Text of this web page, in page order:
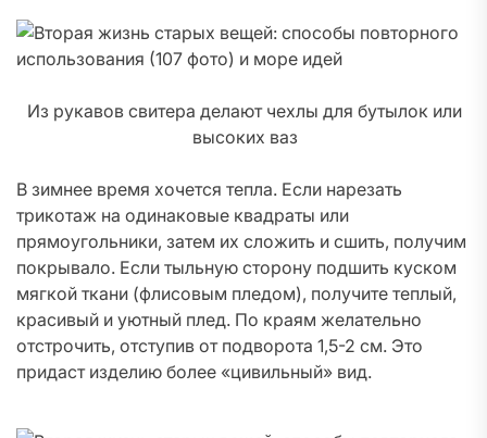
Из рукавов свитера делают чехлы для бутылок или
высоких ваз
В зимнее время хочется тепла. Если нарезать
трикотаж на одинаковые квадраты или
прямоугольники, затем их сложить и сшить, получим
покрывало. Если тыльную сторону подшить куском
мягкой ткани (флисовым пледом), получите теплый,
красивый и уютный плед. По краям желательно
отстрочить, отступив от подворота 1,5-2 см. Это
придаст изделию более «цивильный» вид.